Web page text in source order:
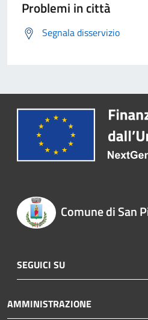
Problemi in città
Segnala disservizio
Comune di San
SEGUICI SU
AMMINISTRAZIONE